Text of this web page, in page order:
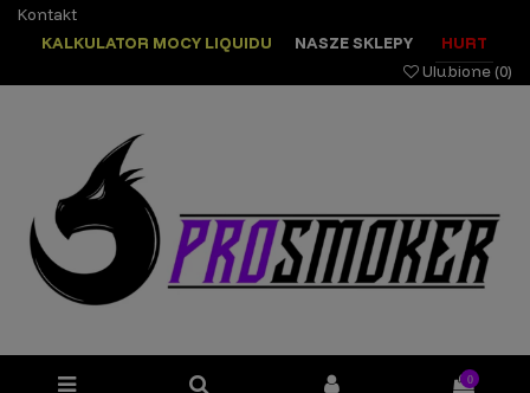
Kontakt
KALKULATOR MOCY LIQUIDU
NASZE SKLEPY
HURT
Ulubione (0)
0